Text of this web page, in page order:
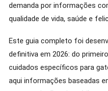
demanda por informações
qualidade de vida, saúde e
Este guia completo foi
definitiva em 2026: do
cuidados específicos para
aqui informações baseadas